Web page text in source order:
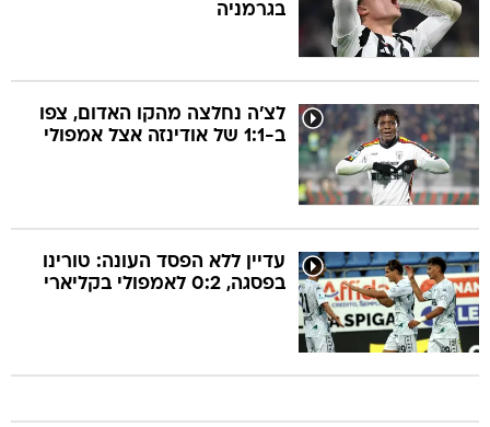
בגרמניה
לצ'ה נחלצה מהקו האדום, צפו
ב-1:1 של אודינזה אצל אמפולי
עדיין ללא הפסד העונה: טורינו
בפסגה, 0:2 לאמפולי בקליארי